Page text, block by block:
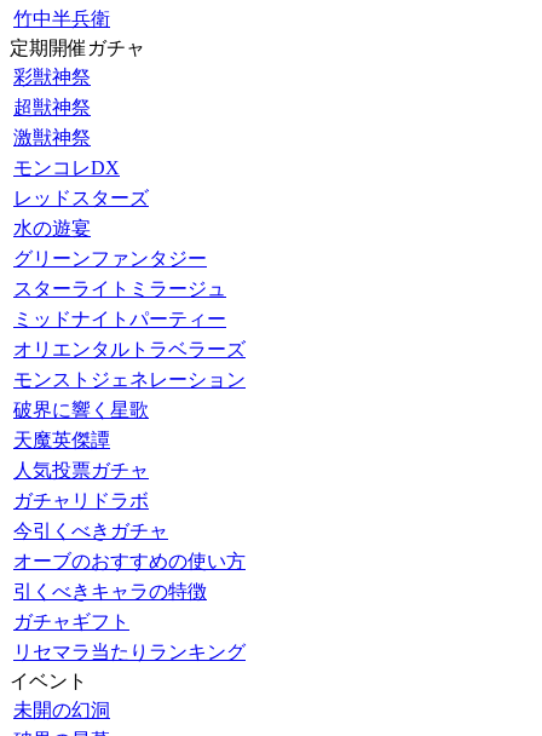
竹中半兵衛
定期開催ガチャ
彩獣神祭
超獣神祭
激獣神祭
モンコレDX
レッドスターズ
水の遊宴
グリーンファンタジー
スターライトミラージュ
ミッドナイトパーティー
オリエンタルトラベラーズ
モンストジェネレーション
破界に響く星歌
天魔英傑譚
人気投票ガチャ
ガチャリドラボ
今引くべきガチャ
オーブのおすすめの使い方
引くべきキャラの特徴
ガチャギフト
リセマラ当たりランキング
イベント
未開の幻洞